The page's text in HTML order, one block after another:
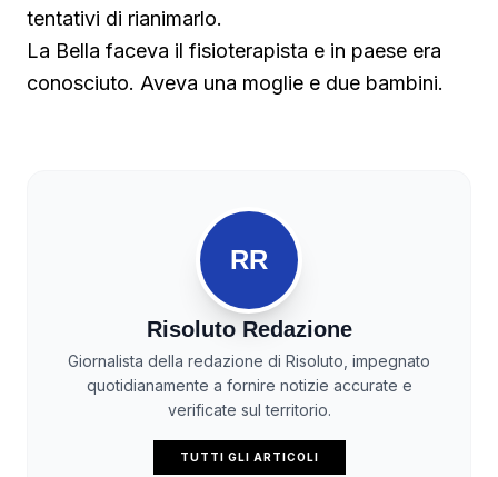
tentativi di rianimarlo.
La Bella faceva il fisioterapista e in paese era
conosciuto. Aveva una moglie e due bambini.
RR
Risoluto Redazione
Giornalista della redazione di Risoluto, impegnato
quotidianamente a fornire notizie accurate e
verificate sul territorio.
TUTTI GLI ARTICOLI